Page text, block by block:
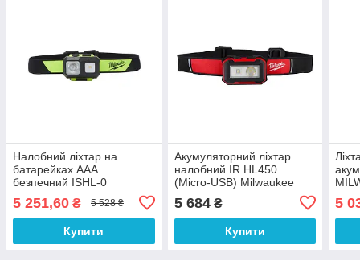
Налобний ліхтар на
батарейках AAA
безпечний ISHL-0
5 251,60 ₴ 5 528 ₴
Купити
Акумуляторний ліхтар
налобний IR HL450
(Micro-USB) Milwaukee
5 684₴
Купити
5